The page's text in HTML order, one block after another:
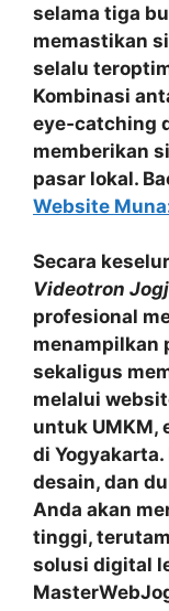
selama tiga
memastikan
selalu
Kombinasi
eye‑catching
memberikan
pasar lokal.
Website
Secara
Videotron
profesional
menampilkan
sekaligus
melalui
untuk UMKM,
di
desain, dan
Anda akan
tinggi,
solusi digital